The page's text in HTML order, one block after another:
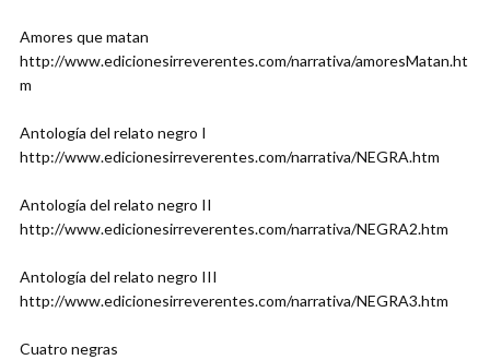
Amores que matan
http://www.edicionesirreverentes.com/narrativa/amoresMatan.ht
m
Antología del relato negro I
http://www.edicionesirreverentes.com/narrativa/NEGRA.htm
Antología del relato negro II
http://www.edicionesirreverentes.com/narrativa/NEGRA2.htm
Antología del relato negro III
http://www.edicionesirreverentes.com/narrativa/NEGRA3.htm
Cuatro negras